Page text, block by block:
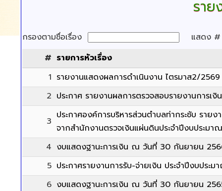
ราย
กรองตามชื่อเรื่อง
แสดง
# รายการหัวเรื่อง
1 รายงานแสดงผลการดำเนินงาน ไตรมาส2/2569
2 ประกาศ รายงานผลการตรวจสอบรายงานการเ
3
ประกาศองค์การบริหารส่วนตำบลท่ากระชับ ราย
จากสำนักงานตรวจเงินแผ่นดินประจำปีงบประมา
4 งบแสดงฐานะการเงิน ณ วันที่ 30 กันยายน
5 ประกาศรายงานการรับ-จ่ายเงิน ประจำปีงบประ
6 งบแสดงฐานะการเงิน ณ วันที่ 30 กันยายน